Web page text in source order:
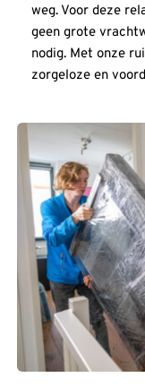
weg. Voor deze
geen grote
nodig. Met onze
zorgeloze en